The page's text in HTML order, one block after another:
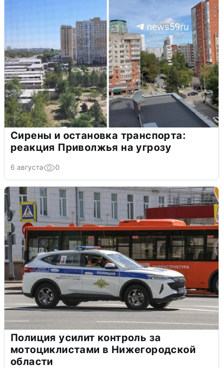
Сирены и остановка транспорта:
реакция Приволжья на угрозу
6 августа 0
Полиция усилит контроль за
мотоциклистами в Нижегородской
области